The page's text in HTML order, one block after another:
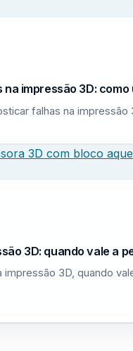
impressão 3D:
falhas na
3D: quando vale a
impressão 3D, quando